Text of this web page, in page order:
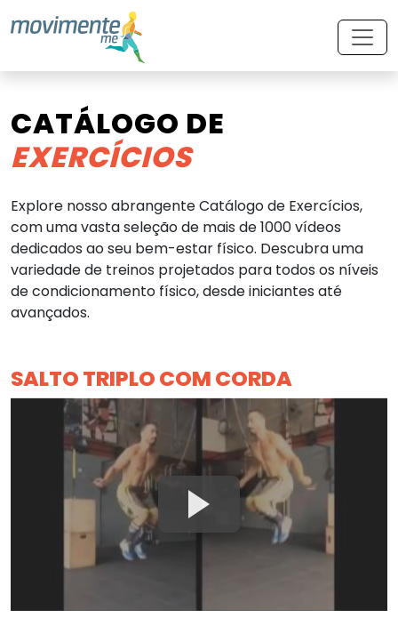
CATÁLOGO DE
EXERCÍCIOS
Explore nosso abrangente Catálogo de Exercícios,
com uma vasta seleção de mais de 1000 vídeos
dedicados ao seu bem-estar físico. Descubra uma
variedade de treinos projetados para todos os níveis
de condicionamento físico, desde iniciantes até
avançados.
SALTO TRIPLO COM CORDA